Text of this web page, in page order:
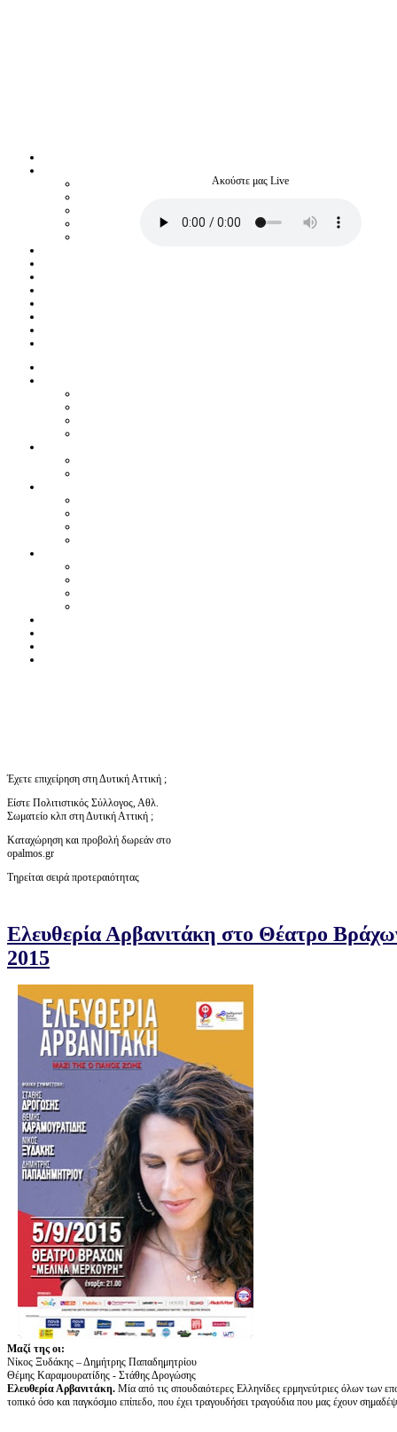
Ακούστε μας Live
Έχετε επιχείρηση στη Δυτική Αττική ;
Είστε Πολιτιστικός Σύλλογος, Αθλ.
Σωματείο κλπ στη Δυτική Αττική ;
Καταχώρηση και προβολή δωρεάν στο
opalmos.gr
Τηρείται σειρά προτεραιότητας
Ελευθερία Αρβανιτάκη στο Θέατρο
2015
Μαζί της οι:
Νίκος Ξυδάκης – Δημήτρης Παπαδημητρίου
Θέμης Καραμουρατίδης - Στάθης Δρογώσης
Ελευθερία Αρβανιτάκη. Μία από τις σπουδαιότερες Ελληνίδες ερμηνεύτριες όλων των
τοπικό όσο και παγκόσμιο επίπεδο, που έχει τραγουδήσει τραγούδια που μας έχουν